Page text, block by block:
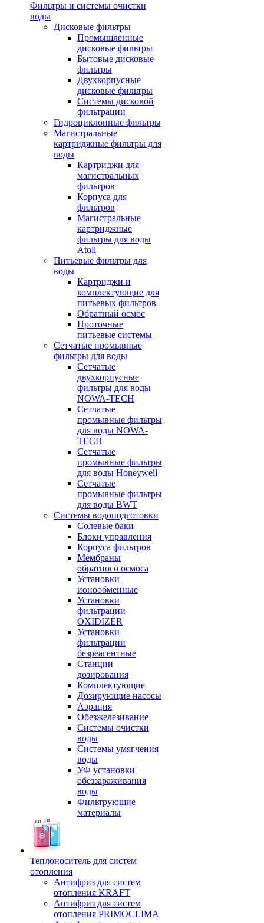
Фильтры и системы очистки
воды
Дисковые фильтры
Промышленные
дисковые фильтры
Бытовые дисковые
фильтры
Двухкорпусные
дисковые фильтры
Системы дисковой
фильтрации
Гидроциклонные фильтры
Магистральные
картриджные фильтры для
воды
Картриджи для
магистральных
фильтров
Корпуса для
фильтров
Магистральные
картриджные
фильтры для воды
Atoll
Питьевые фильтры для
воды
Картриджи и
комплектующие для
питьевых фильтров
Обратный осмос
Проточные
питьевые системы
Сетчатые промывные
фильтры для воды
Сетчатые
двухкорпусные
фильтры для воды
NOWA-TECH
Сетчатые
промывные фильтры
для воды NOWA-
TECH
Сетчатые
промывные фильтры
для воды Honeywell
Сетчатые
промывные фильтры
для воды BWT
Системы водоподготовки
Солевые баки
Блоки управления
Корпуса фильтров
Мембраны
обратного осмоса
Установки
ионообменные
Установки
фильтрации
OXIDIZER
Установки
фильтрации
безреагентные
Станции
дозирования
Комплектующие
Дозирующие насосы
Аэрация
Обезжелезивание
Системы очистки
воды
Системы умягчения
воды
УФ установки
обеззараживания
воды
Фильтрующие
материалы
Теплоноситель для систем
отопления
Антифриз для систем
отопления KRAFT
Антифриз для систем
отопления PRIMOCLIMA